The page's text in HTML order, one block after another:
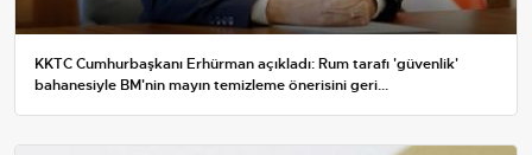
KKTC Cumhurbaşkanı Erhürman açıkladı: Rum tarafı 'güvenlik'
bahanesiyle BM'nin mayın temizleme önerisini geri...